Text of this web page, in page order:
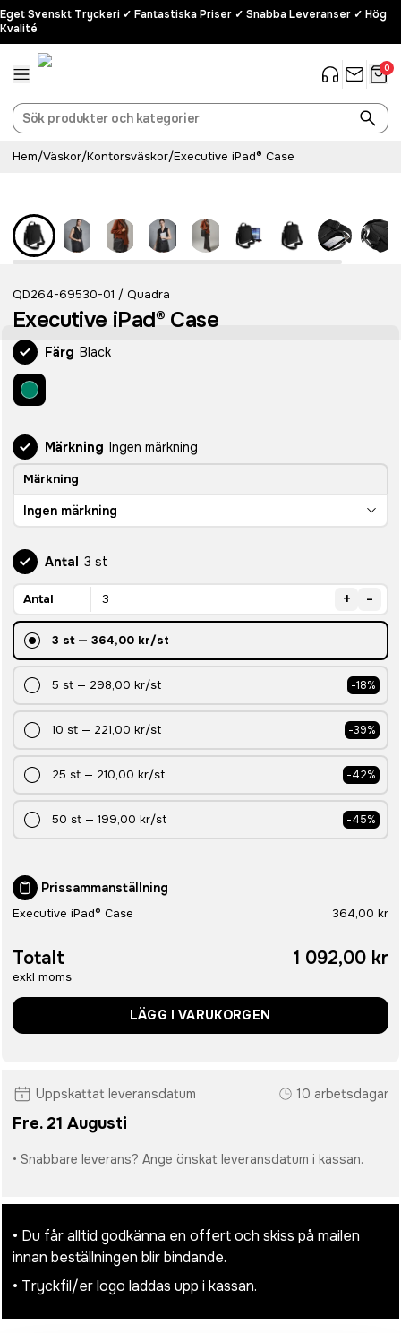
Eget Svenskt Tryckeri ✓ Fantastiska Priser ✓ Snabba Leveranser ✓ Hög
Kvalité
0
Hem/Väskor/Kontorsväskor/Executive iPad® Case
QD264-69530-01 / Quadra
Executive iPad® Case
Färg Black
Märkning Ingen märkning
Märkning
Ingen märkning
Antal 3 st
Antal + -
3 st— 364,00 kr/st
5 st — 298,00 kr/st -18%
10 st — 221,00 kr/st -39%
25 st — 210,00 kr/st -42%
50 st — 199,00 kr/st -45%
Prissammanställning
Executive iPad® Case 364,00 kr
Totalt
exkl moms
1 092,00 kr
LÄGG I VARUKORGEN
Uppskattat leveransdatum 10 arbetsdagar
Fre. 21 Augusti
• Snabbare leverans? Ange önskat leveransdatum i kassan.
• Du får alltid godkänna en offert och skiss på mailen
innan beställningen blir bindande.
• Tryckfil/er logo laddas upp i kassan.